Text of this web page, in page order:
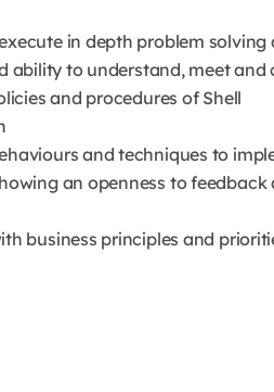
in depth problem solving
ability to understand, meet
and procedures of Shell
and techniques to
an openness to
business principles and